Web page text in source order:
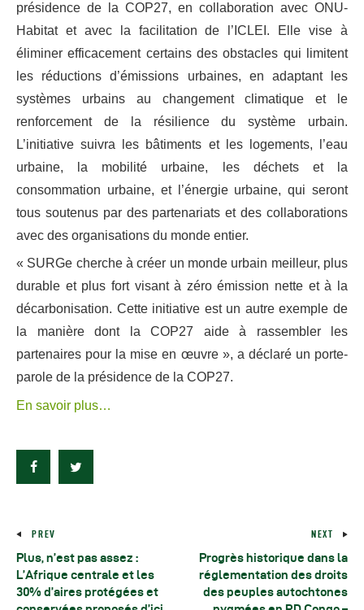
présidence de la COP27, en collaboration avec ONU-
Habitat et avec la facilitation de l’ICLEI. Elle vise à
éliminer efficacement certains des obstacles qui limitent
les réductions d’émissions urbaines, en adaptant les
systèmes urbains au changement climatique et le
renforcement de la résilience du système urbain.
L’initiative suivra les bâtiments et les logements, l’eau
urbaine, la mobilité urbaine, les déchets et la
consommation urbaine, et l’énergie urbaine, qui seront
tous soutenus par des partenariats et des collaborations
avec des organisations du monde entier.
« SURGe cherche à créer un monde urbain meilleur, plus
durable et plus fort visant à zéro émission nette et à la
décarbonisation. Cette initiative est un autre exemple de
la manière dont la COP27 aide à rassembler les
partenaires pour la mise en œuvre », a déclaré un porte-
parole de la présidence de la COP27.
En savoir plus…
PREV
Plus, n’est pas assez :
L’Afrique centrale et les
30% d’aires protégées et
NEXT
Progrès historique dans la
réglementation des droits
des peuples autochtones